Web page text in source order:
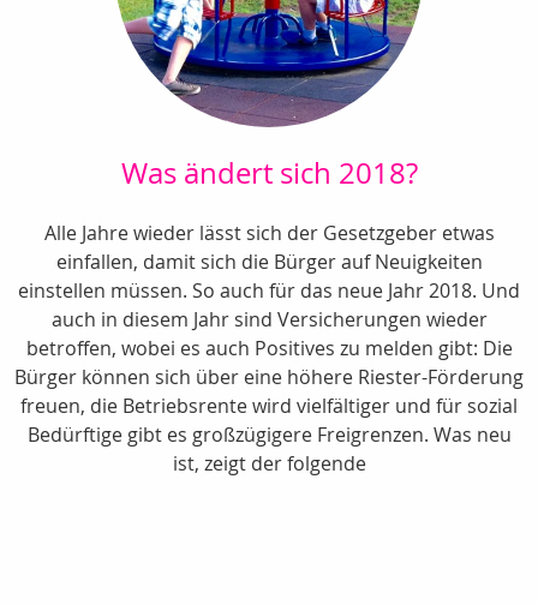
Was ändert sich 2018?
Alle Jahre wieder lässt sich der Gesetzgeber etwas
einfallen, damit sich die Bürger auf Neuigkeiten
einstellen müssen. So auch für das neue Jahr 2018. Und
auch in diesem Jahr sind Versicherungen wieder
betroffen, wobei es auch Positives zu melden gibt: Die
Bürger können sich über eine höhere Riester-Förderung
freuen, die Betriebsrente wird vielfältiger und für sozial
Bedürftige gibt es großzügigere Freigrenzen. Was neu
ist, zeigt der folgende